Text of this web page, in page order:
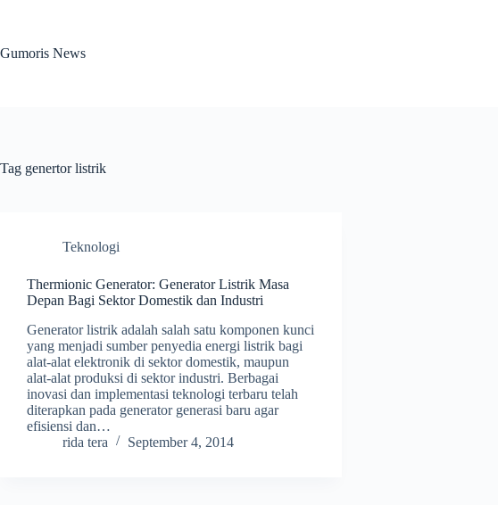
Gumoris News
Tag genertor listrik
Teknologi
Thermionic Generator: Generator Listrik Masa
Depan Bagi Sektor Domestik dan Industri
Generator listrik adalah salah satu komponen kunci
yang menjadi sumber penyedia energi listrik bagi
alat-alat elektronik di sektor domestik, maupun
alat-alat produksi di sektor industri. Berbagai
inovasi dan implementasi teknologi terbaru telah
diterapkan pada generator generasi baru agar
efisiensi dan…
rida tera
September 4, 2014